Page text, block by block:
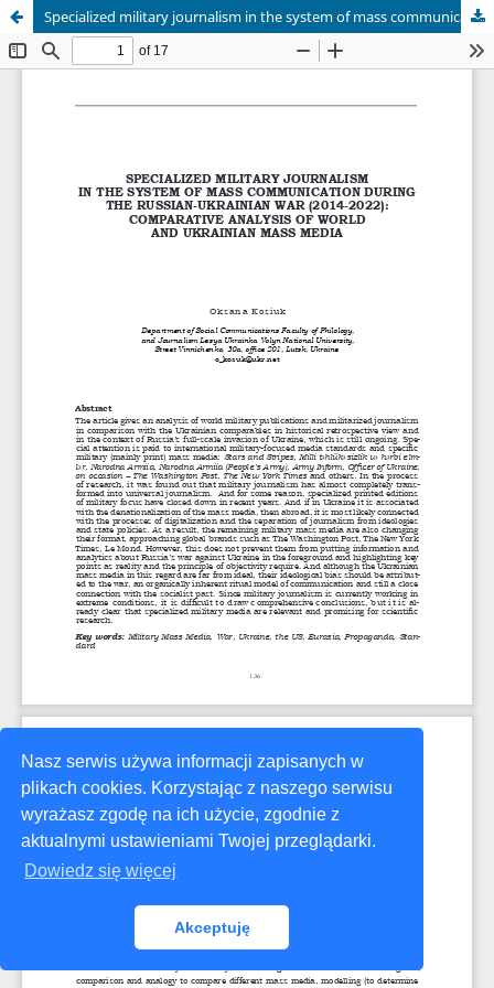
Nasz serwis używa informacji zapisanych w
plikach cookies. Korzystając z naszego serwisu
wyrażasz zgodę na ich użycie, zgodnie z
aktualnymi ustawieniami Twojej przeglądarki.
Dowiedz się więcej
Akceptuję
Specialized military journalism in the system of mass communication during the Russian-Ukrainian war (2014-2022): comparative analysis of world and Ukrainian mass media